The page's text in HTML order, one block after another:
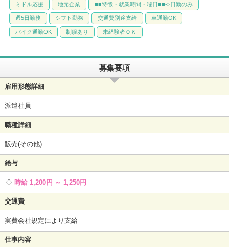
ミドル応援 地元企業 ■■特徴・就業時間・曜日■■->日勤のみ
週5日勤務 シフト勤務 交通費別途支給 車通勤OK
バイク通勤OK 制服あり 未経験者ＯＫ
募集要項
雇用形態詳細
派遣社員
職種詳細
販売(その他)
給与
時給 1,200円 ～ 1,250円
交通費
実費会社規定により支給
仕事内容